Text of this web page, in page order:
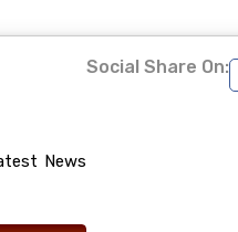
News
Social Share On: